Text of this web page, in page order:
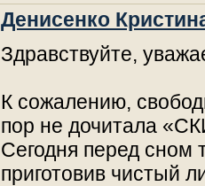
Денисенко
Здравствуйте,
К сожалению,
пор не дочитала
Сегодня перед сном
приготовив чистый